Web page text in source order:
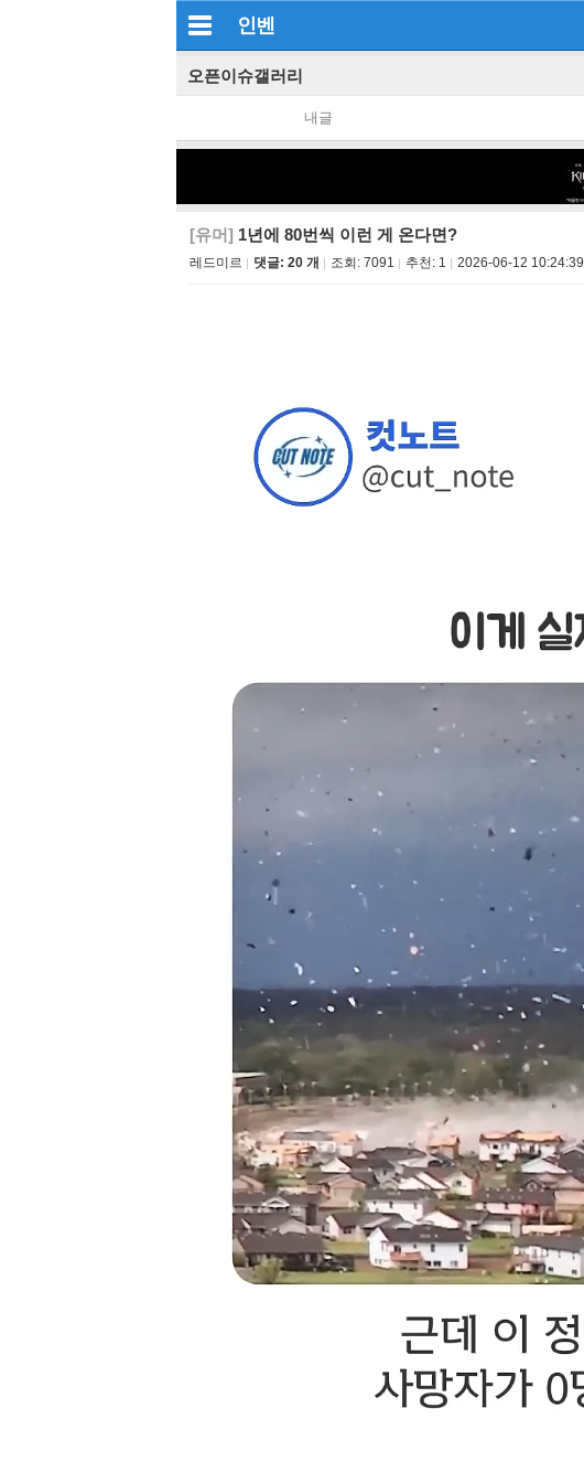
인벤
오픈이슈갤러리
내글
[유머] 1년에 80번씩 이런 게 온다면?
레드미르 댓글: 20 개 조회: 7091 추천: 1 2026-06-12 10:24:39